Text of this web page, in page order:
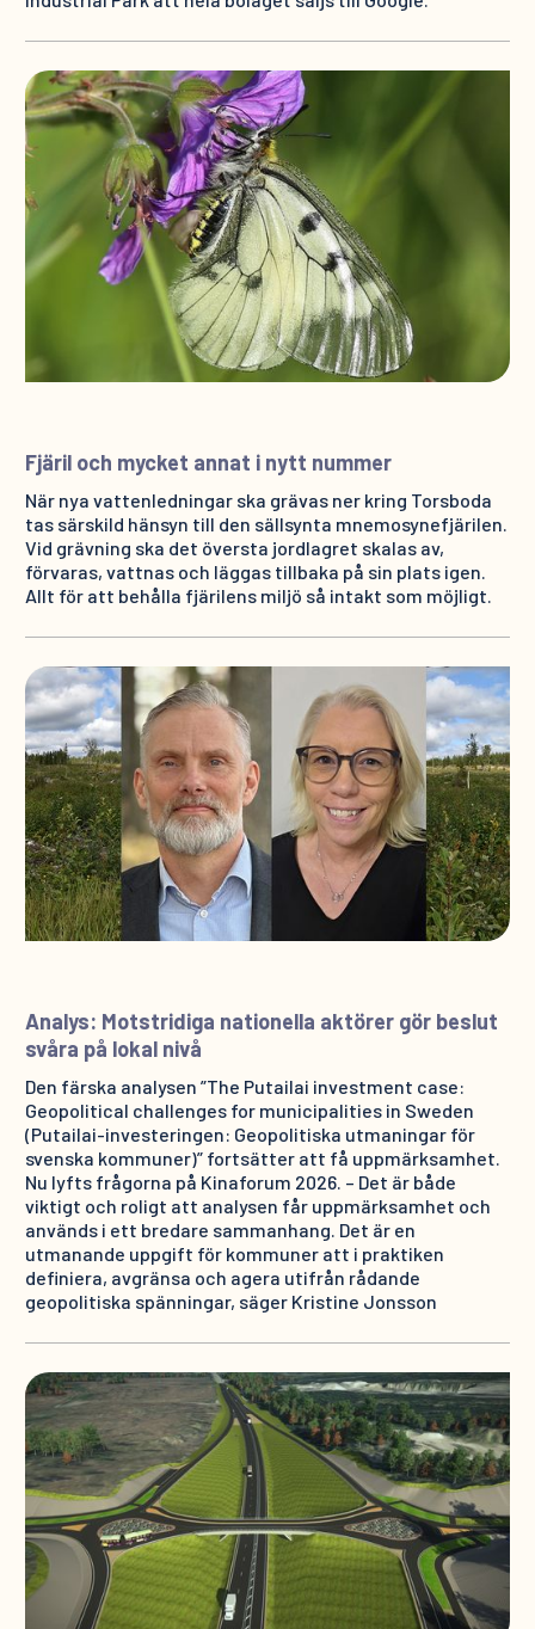
Fjäril och mycket annat i nytt nummer
När nya vattenledningar ska grävas ner kring Torsboda
tas särskild hänsyn till den sällsynta mnemosynefjärilen.
Vid grävning ska det översta jordlagret skalas av,
förvaras, vattnas och läggas tillbaka på sin plats igen.
Allt för att behålla fjärilens miljö så intakt som möjligt.
Analys: Motstridiga nationella aktörer gör beslut
svåra på lokal nivå
Den färska analysen ”The Putailai investment case:
Geopolitical challenges for municipalities in Sweden
(Putailai-investeringen: Geopolitiska utmaningar för
svenska kommuner)” fortsätter att få uppmärksamhet.
Nu lyfts frågorna på Kinaforum 2026. – Det är både
viktigt och roligt att analysen får uppmärksamhet och
används i ett bredare sammanhang. Det är en
utmanande uppgift för kommuner att i praktiken
definiera, avgränsa och agera utifrån rådande
geopolitiska spänningar, säger Kristine Jonsson